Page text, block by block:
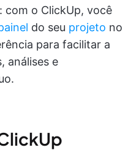
com o ClickUp, você
do seu projeto no
para facilitar a
análises e